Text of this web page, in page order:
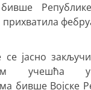
прихватила
јасно
учешћа
бивше Војске